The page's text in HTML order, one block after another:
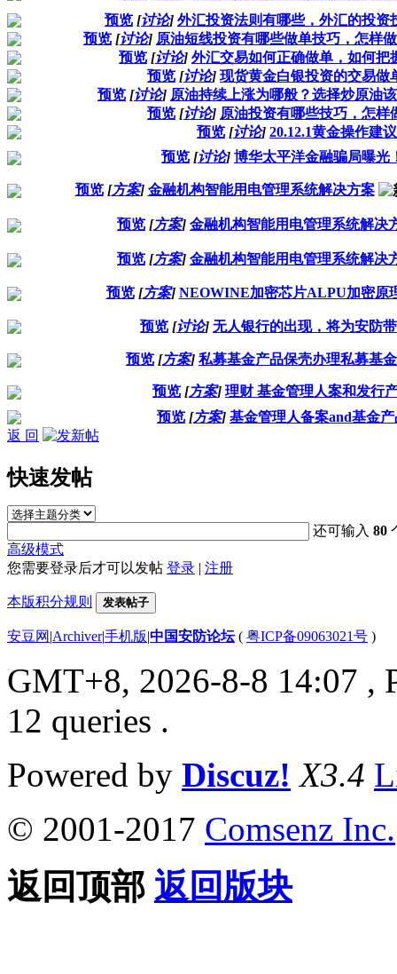
预览 [讨论] 外汇投资法则有哪些，外汇的投资
预览 [讨论] 原油短线投资有哪些做单技巧，怎样
预览 [讨论] 外汇交易如何正确做单，如何把
预览 [讨论] 现货黄金白银投资的交易做
预览 [讨论] 原油持续上涨为哪般？选择炒原油
预览 [讨论] 原油投资有哪些技巧，怎样
预览 [讨论] 20.12.1黄金操作建议
预览 [讨论] 博华太平洋金融骗局曝光
预览 [方案] 金融机构智能用电管理系统解决方案
预览 [方案] 金融机构智能用电管理系统解决
预览 [方案] 金融机构智能用电管理系统解决
预览 [方案] NEOWINE加密芯片ALPU加密原
预览 [讨论] 无人银行的出现，将为安防
预览 [方案] 私募基金产品保壳办理私募基
预览 [方案] 理财 基金管理人案和发行
预览 [方案] 基金管理人备案and基金
返 回
快速发帖
还可输入80
高级模式
您需要登录后才可以发帖 登录 | 注册
本版积分规则 发表帖子
安豆网 |Archiver|手机版|中国安防论坛( 粤ICP备09063021号 )
GMT+8, 2026-8-8 14:07 ,
12 queries .
Powered by Discuz! X3.4
© 2001-2017 Comsenz Inc.
返回顶部 返回版块